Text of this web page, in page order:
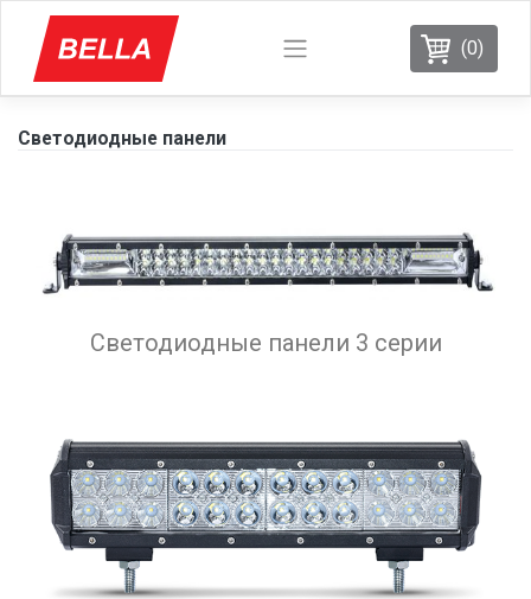
(0)
Светодиодные панели
Светодиодные панели 3 серии